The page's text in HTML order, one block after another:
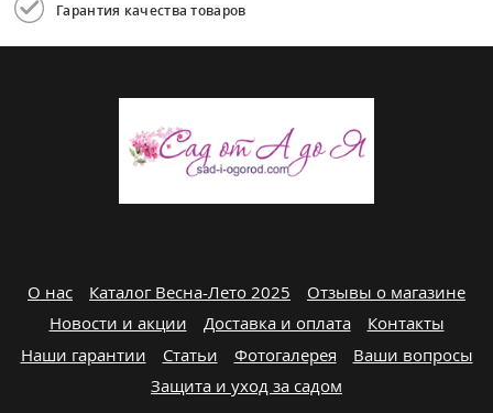
Гарантия качества товаров
О нас Каталог Весна-Лето 2025
Отзывы о магазине
Новости и акции
Доставка и оплата
Контакты
Наши гарантии
Статьи Фотогалерея
Ваши вопросы
Защита и уход за садом